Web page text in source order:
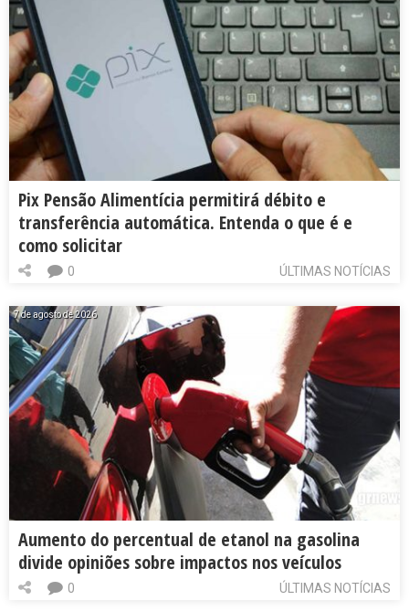
Pix Pensão Alimentícia permitirá débito e
transferência automática. Entenda o que é e
como solicitar
ÚLTIMAS NOTÍCIAS
0
7 de agosto de 2026
Aumento do percentual de etanol na gasolina
divide opiniões sobre impactos nos veículos
ÚLTIMAS NOTÍCIAS
0